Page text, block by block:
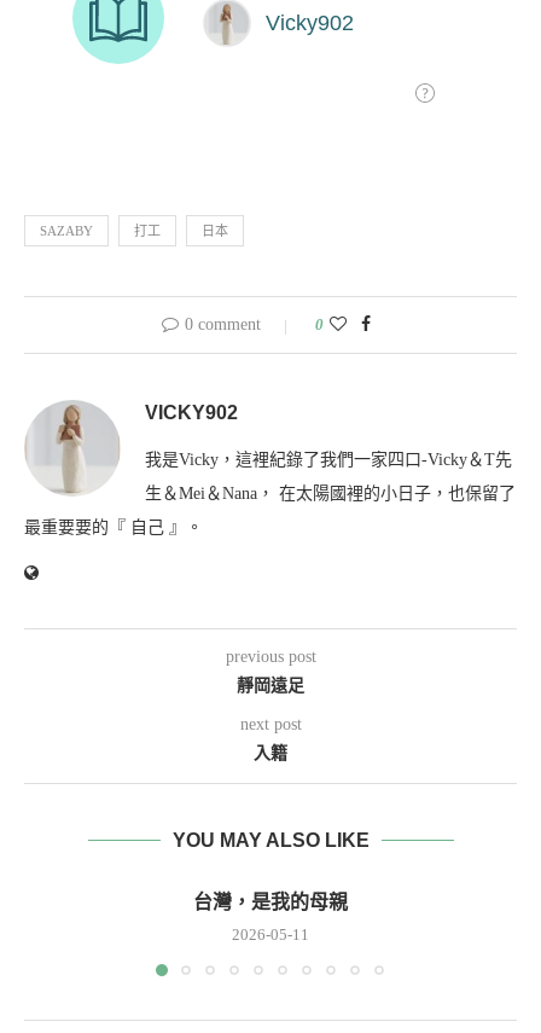
SAZABY 打工 日本
0 comment 0
VICKY902
我是Vicky，這裡紀錄了我們一家四口-Vicky＆T先
生＆Mei＆Nana， 在太陽國裡的小日子，也保留了
最重要要的『 自己 』。
previous post
靜岡遠足
next post
入籍
YOU MAY ALSO LIKE
台灣，是我的母親
2026-05-11